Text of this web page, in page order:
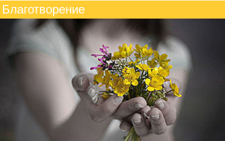
Благотворение